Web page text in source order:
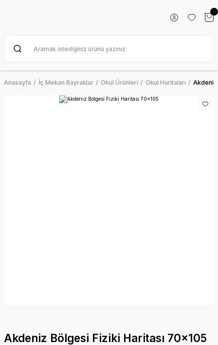
Anasayfa İç Mekan Bayraklar Okul Ürünleri Okul Haritaları Akdeniz
Akdeniz Bölgesi Fiziki Haritası 70x105